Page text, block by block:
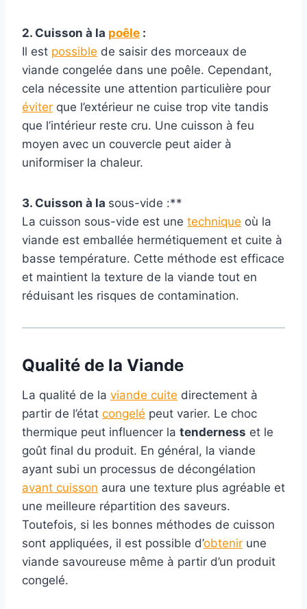
2. Cuisson à la poêle :
Il est possible de saisir des morceaux de
viande congelée dans une poêle. Cependant,
cela nécessite une attention particulière pour
éviter que l’extérieur ne cuise trop vite tandis
que l’intérieur reste cru. Une cuisson à feu
moyen avec un couvercle peut aider à
uniformiser la chaleur.
3. Cuisson à la sous-vide :**
La cuisson sous-vide est une technique où la
viande est emballée hermétiquement et cuite à
basse température. Cette méthode est efficace
et maintient la texture de la viande tout en
réduisant les risques de contamination.
Qualité de la Viande
La qualité de la viande cuite directement à
partir de l’état congelé peut varier. Le choc
thermique peut influencer la tenderness et le
goût final du produit. En général, la viande
ayant subi un processus de décongélation
avant cuisson aura une texture plus agréable et
une meilleure répartition des saveurs.
Toutefois, si les bonnes méthodes de cuisson
sont appliquées, il est possible d’obtenir une
viande savoureuse même à partir d’un produit
congelé.